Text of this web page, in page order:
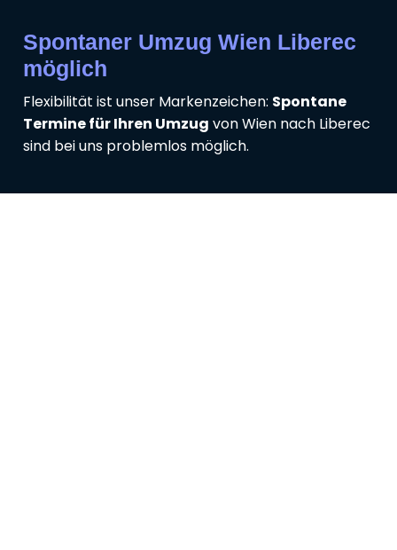
Spontaner Umzug Wien Liberec
möglich
Flexibilität ist unser Markenzeichen: Spontane
Termine für Ihren Umzug von Wien nach Liberec
sind bei uns problemlos möglich.